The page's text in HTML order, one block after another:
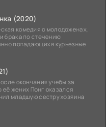
(2020)
комедия о молодоженах,
брака по стечению
попадающих в курьезные
окончания учебы за
её жених Понг оказался
младшую сестру хозяина